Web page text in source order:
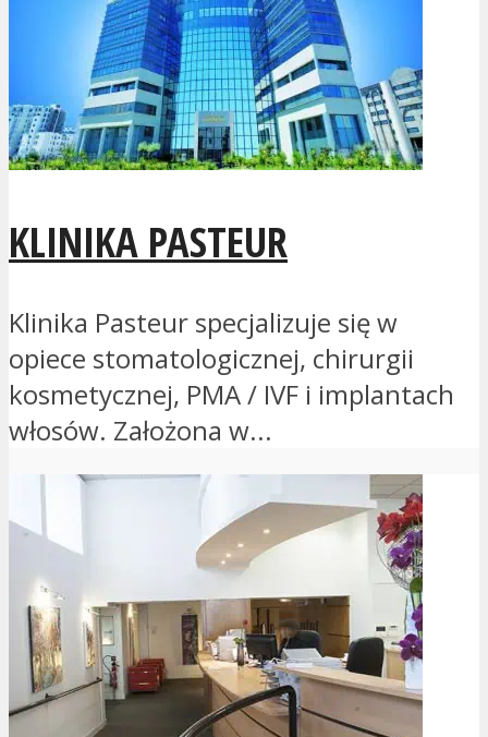
KLINIKA PASTEUR
Klinika Pasteur specjalizuje się w
opiece stomatologicznej, chirurgii
kosmetycznej, PMA / IVF i implantach
włosów. Założona w...